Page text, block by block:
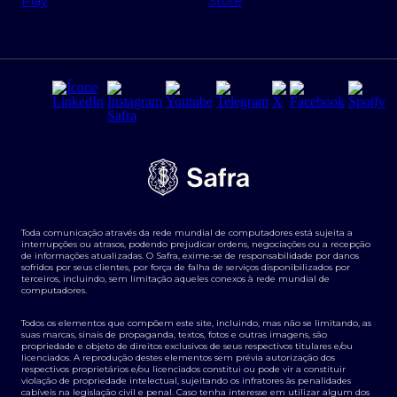
Regras e Parâmetros de Atuação Banco Safra
Segurança da Informação
Tarifas e serviços Pessoa Física
Transparência de remuneração
Termos e Condições para Portabilidade de Investimento
Derivativos
Agronegócios
Toda comunicação através da rede mundial de computadores está sujeita a
interrupções ou atrasos, podendo prejudicar ordens, negociações ou a recepção
de informações atualizadas. O Safra, exime-se de responsabilidade por danos
sofridos por seus clientes, por força de falha de serviços disponibilizados por
terceiros, incluindo, sem limitação aqueles conexos à rede mundial de
computadores.
Todos os elementos que compõem este site, incluindo, mas não se limitando, as
suas marcas, sinais de propaganda, textos, fotos e outras imagens, são
propriedade e objeto de direitos exclusivos de seus respectivos titulares e/ou
licenciados. A reprodução destes elementos sem prévia autorização dos
respectivos proprietários e/ou licenciados constitui ou pode vir a constituir
violação de propriedade intelectual, sujeitando os infratores às penalidades
cabíveis na legislação civil e penal. Caso tenha interesse em utilizar algum dos